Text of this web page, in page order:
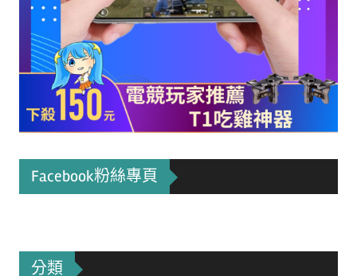
Facebook粉絲專頁
分類